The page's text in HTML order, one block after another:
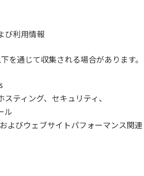
び利用情報
を通じて収集される場合があります。
ティング、セキュリティ、
ル
よびウェブサイトパフォーマンス関連